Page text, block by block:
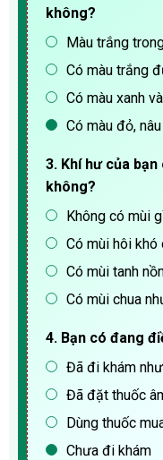
không?
Màu trắng
Có màu trắng
Có màu xanh
Có màu đỏ,
3. Khí hư của
không?
Không có mùi
Có mùi hôi khó
Có mùi tanh
Có mùi chua
4. Bạn có đang
Đã đi khám
Đã đặt thuốc
Dùng thuốc
Chưa đi khám